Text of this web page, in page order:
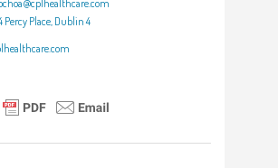
Percy Place, Dublin 4